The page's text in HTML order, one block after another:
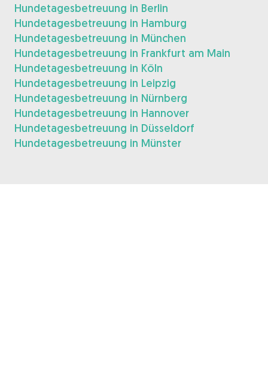
Hundetagesbetreuung in Berlin
Hundetagesbetreuung in Hamburg
Hundetagesbetreuung in München
Hundetagesbetreuung in Frankfurt am Main
Hundetagesbetreuung in Köln
Hundetagesbetreuung in Leipzig
Hundetagesbetreuung in Nürnberg
Hundetagesbetreuung in Hannover
Hundetagesbetreuung in Düsseldorf
Hundetagesbetreuung in Münster